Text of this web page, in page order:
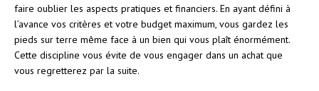
faire oublier les aspects pratiques et financiers. En ayant défini à
l’avance vos critères et votre budget maximum, vous gardez les
pieds sur terre même face à un bien qui vous plaît énormément.
Cette discipline vous évite de vous engager dans un achat que
vous regretterez par la suite.